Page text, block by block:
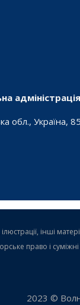
адміністрація
обл., Україна,
інші
право і
2023 ©